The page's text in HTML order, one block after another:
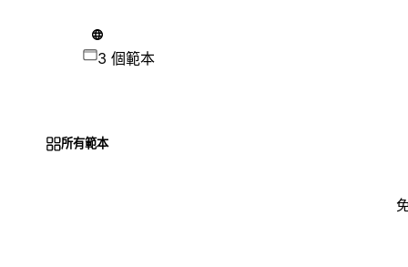
3 個範本
所有範本